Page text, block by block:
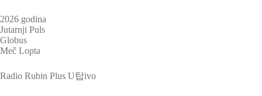
2026 godina
Jutarnji Puls
Globus
Meč Lopta
Radio Rubin Plus U탑ivo